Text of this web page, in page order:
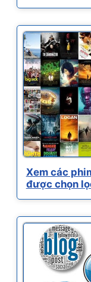
Xem các
được chọn